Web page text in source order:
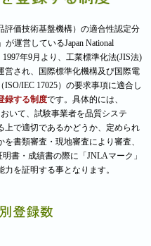
価技術基盤機構）の適合性認定分
運営しているJapan National
1997年9月より、工業標準化法(JIS法)
営され、国際標準化機構及び国際電
IEC 17025）の要求事項に適合し
録する制度です。具体的には、
いて、試験事業者を品質システ
上で適切であるかどうか、定められ
書類審査・現地審査により審査、
書・成績書の際に「JNLAマーク」
を証明する事となります。